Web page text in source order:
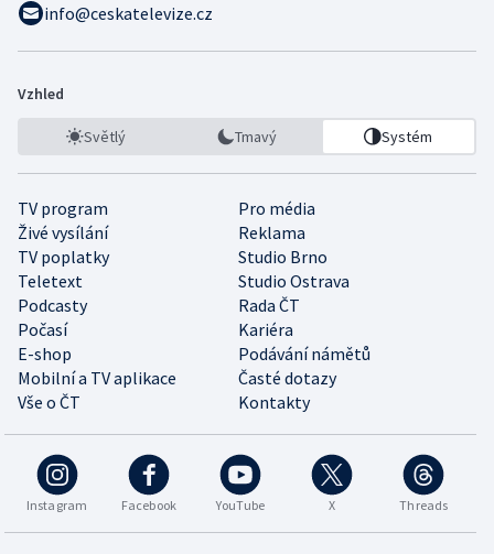
info@ceskatelevize.cz
Vzhled
Světlý Tmavý Systém
TV program
Pro média
Živé vysílání
Reklama
TV poplatky
Studio Brno
Teletext
Studio Ostrava
Podcasty
Rada ČT
Počasí
Kariéra
E-shop
Podávání námětů
Mobilní a TV aplikace
Časté dotazy
Vše o ČT
Kontakty
Instagram Facebook YouTube X Threads